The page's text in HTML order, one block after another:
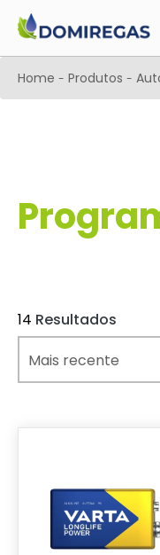
Home - Produtos -
14 Resultados